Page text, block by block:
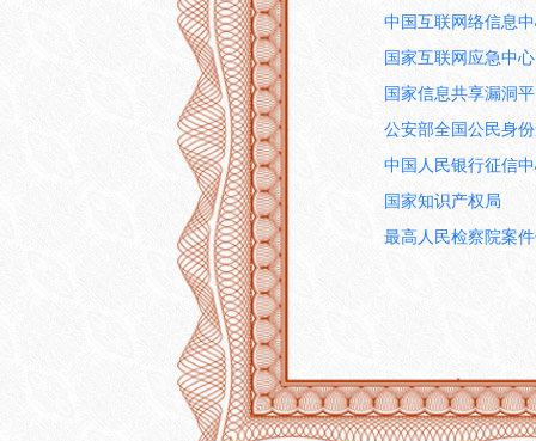
中国互联网络信息
国家互联网应急中心
国家信息共享漏洞
公安部全国公民身
中国人民银行征信
国家知识产权局
最高人民检察院案